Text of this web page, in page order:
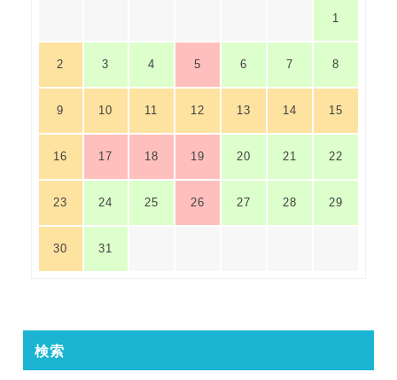
1
2 3 4 5 6 7 8
9 10 11 12 13 14 15
16 17 18 19 20 21 22
23 24 25 26 27 28 29
30 31
検索